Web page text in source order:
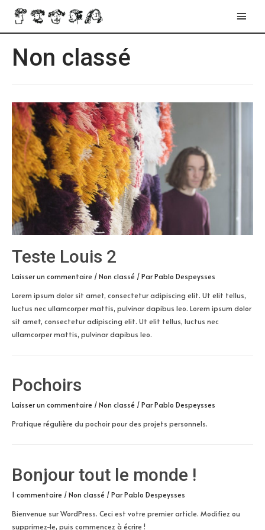
Menu
Non classé
Teste Louis 2
Laisser un commentaire /Non classé / ParPablo Despeysses
Lorem ipsum dolor sit amet, consectetur adipiscing elit. Ut elit tellus,
luctus nec ullamcorper mattis, pulvinar dapibus leo. Lorem ipsum dolor
sit amet, consectetur adipiscing elit. Ut elit tellus, luctus nec
ullamcorper mattis, pulvinar dapibus leo.
Pochoirs
Laisser un commentaire /Non classé / ParPablo Despeysses
Pratique régulière du pochoir pour des projets personnels.
Bonjour tout le monde !
1 commentaire /Non classé / ParPablo Despeysses
Bienvenue sur WordPress. Ceci est votre premier article. Modifiez ou
supprimez-le, puis commencez à écrire !